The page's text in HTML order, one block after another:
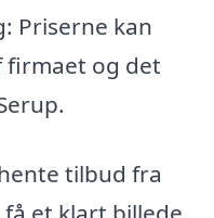
Priserne kan
og det
tilbud fra